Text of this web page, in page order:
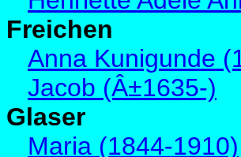
Freichen
Anna Kunigunde
Jacob (Â±1635-)
Glaser
Maria (1844-1910)